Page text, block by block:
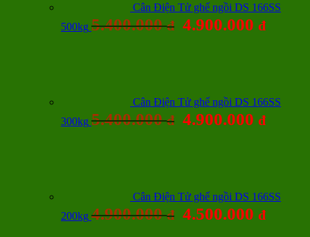
Cân Điện Tử ghế ngồi DS 166SS
500kg 5.400.000đ 4.900.000 đ
Cân Điện Tử ghế ngồi DS 166SS
300kg 5.400.000đ 4.900.000 đ
Cân Điện Tử ghế ngồi DS 166SS
200kg 4.900.000đ 4.500.000 đ